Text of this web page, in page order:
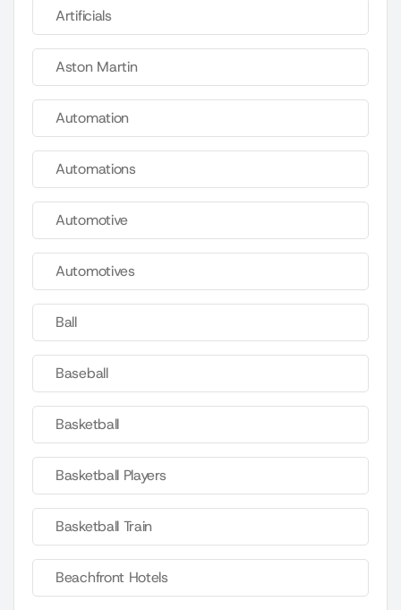
Artificials
Aston Martin
Automation
Automations
Automotive
Automotives
Ball
Baseball
Basketball
Basketball Players
Basketball Train
Beachfront Hotels